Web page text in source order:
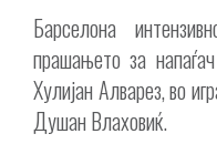
Барселона
прашањето за
Хулијан Алварез, во
Душан Влаховиќ.